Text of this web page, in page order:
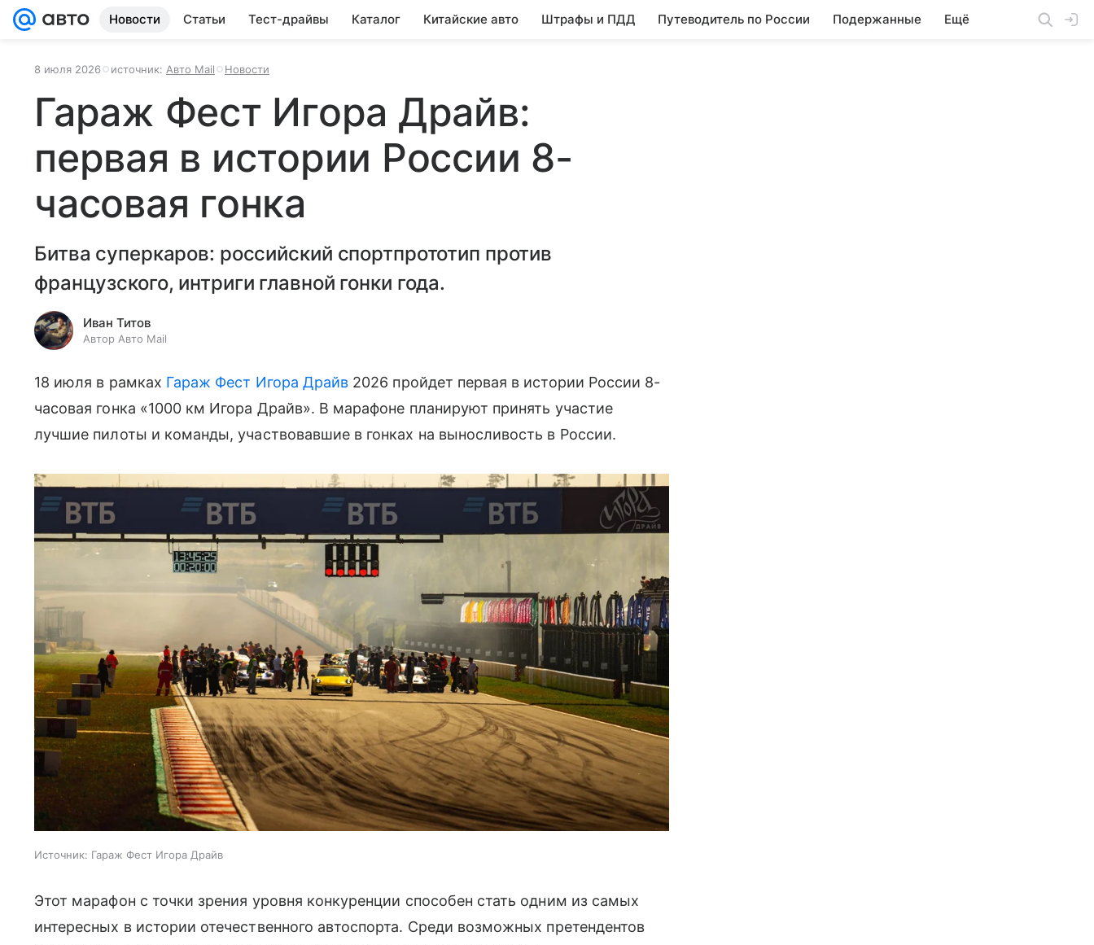
Новости Статьи Тест-драйвы Каталог Китайские авто Штрафы и ПДД Путеводитель по России Подержанные Ещё
8 июля 2026 источник: Авто Mail Новости
Гараж Фест Игора Драйв:
первая в истории России 8-
часовая гонка
Битва суперкаров: российский спортпрототип против
французского, интриги главной гонки года.
Иван Титов
Автор Авто Mail
18 июля в рамках Гараж Фест Игора Драйв 2026 пройдет первая в истории России 8-
часовая гонка «1000 км Игора Драйв». В марафоне планируют принять участие
лучшие пилоты и команды, участвовавшие в гонках на выносливость в России.
Источник: Гараж Фест Игора Драйв
Этот марафон с точки зрения уровня конкуренции способен стать одним из самых
интересных в истории отечественного автоспорта. Среди возможных претендентов